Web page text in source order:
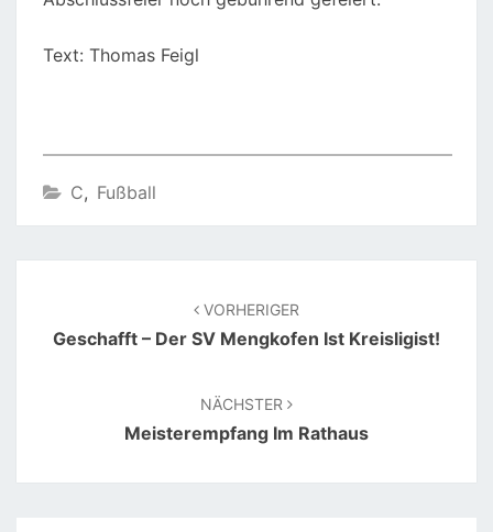
Text: Thomas Feigl
C, Fußball
VORHERIGER
Geschafft – Der SV Mengkofen Ist Kreisligist!
NÄCHSTER
Meisterempfang Im Rathaus